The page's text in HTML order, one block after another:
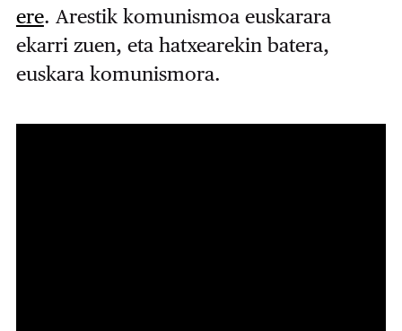
ere. Arestik komunismoa euskarara
ekarri zuen, eta hatxearekin batera,
euskara komunismora.